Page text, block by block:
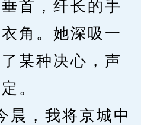
，纤长的手
角。她深吸一
某种决心，声
。
，我将京城中